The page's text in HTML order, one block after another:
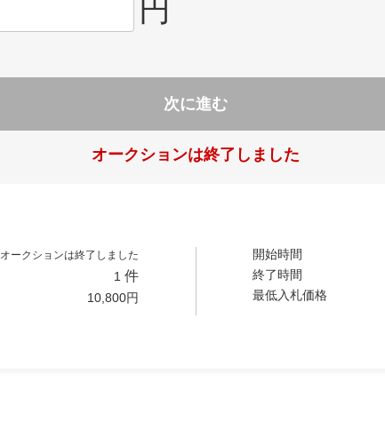
円
次に進む
オークションは終了しました
オークションは終了しました
1 件
10,800円
開始時間
終了時間
最低入札価格